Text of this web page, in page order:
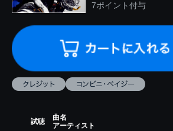
7ポイント付与
試聴
曲名
アーティスト